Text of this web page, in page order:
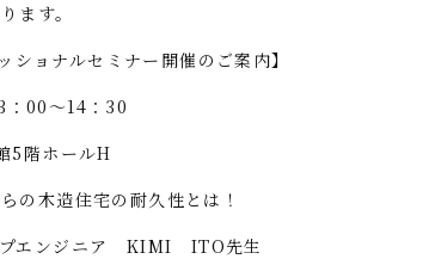
ます。
ショナルセミナー開催のご案内】
00～14：30
5 階ホールH
の木造住宅の耐久性とは！
エンジニア KIMI ITO先生